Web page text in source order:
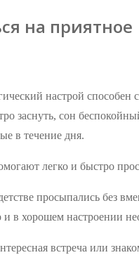
на приятное
настрой способен
заснуть, сон
в течение дня.
легко и быстро
просыпались без
и в хорошем настроении
встреча или